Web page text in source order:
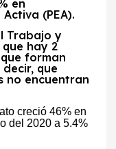
en
(PEA).
Trabajo y
hay 2
forman
que
no encuentran
creció 46% en
del 2020 a 5.4%